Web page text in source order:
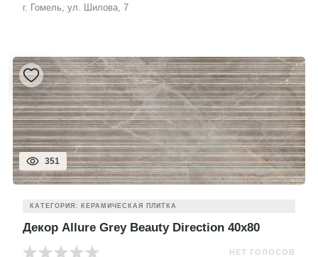
г. Гомель, ул. Шилова, 7
351
КАТЕГОРИЯ: КЕРАМИЧЕСКАЯ ПЛИТКА
Декор Allure Grey Beauty Direction 40x80
НЕТ ГОЛОСОВ